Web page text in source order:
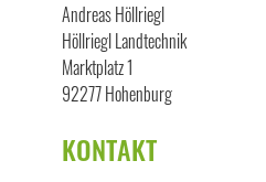
Andreas Höllriegl
Höllriegl Landtechnik
Marktplatz 1
92277 Hohenburg
KONTAKT